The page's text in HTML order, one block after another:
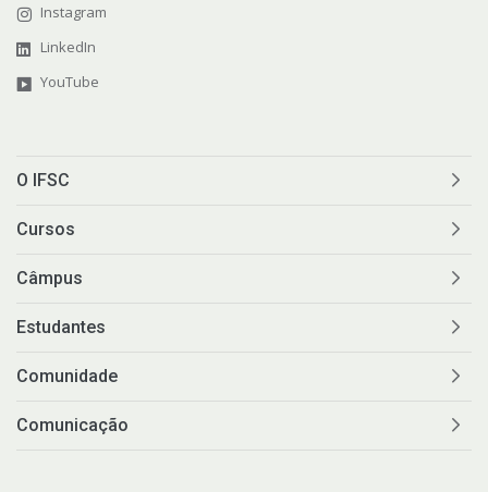
Instagram
LinkedIn
YouTube
O IFSC
Cursos
Câmpus
Estudantes
Comunidade
Comunicação